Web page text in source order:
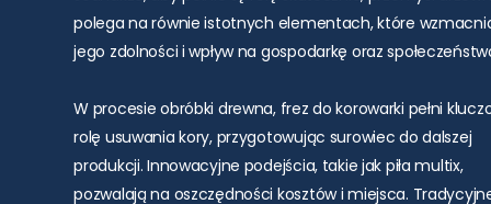
polega na równie istotnych elementach, które
jego zdolności i wpływ na gospodarkę oraz
W procesie obróbki drewna, frez do korowarki pełni
rolę usuwania kory, przygotowując surowiec do dalszej
produkcji. Innowacyjne podejścia, takie jak piła multix,
pozwalają na oszczędności kosztów i miejsca.